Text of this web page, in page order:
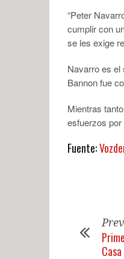
“Peter
cumplir con
se les exige
Navarro es el
Bannon fue
Mientras
esfuerzos por
Fuente: